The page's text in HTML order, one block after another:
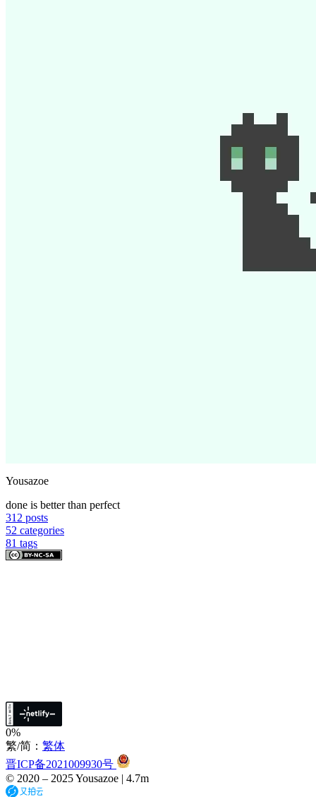
Yousazoe
done is better than perfect
312 posts
52 categories
81 tags
0%
繁/简： 繁体
晋ICP备2021009930号
© 2020 – 2025Yousazoe | 4.7m